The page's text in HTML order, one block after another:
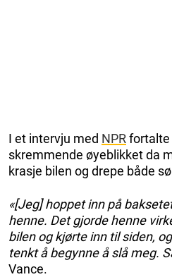
I et intervju med NPRfortalte
skremmende øyeblikket da
krasje bilen og drepe både
«[Jeg] hoppet inn på
henne. Det gjorde henne
bilen og kjørte inn til siden,
tenkt å begynne å slå meg.
Vance.